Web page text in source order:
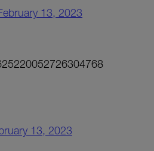
13, 2023
13, 2023